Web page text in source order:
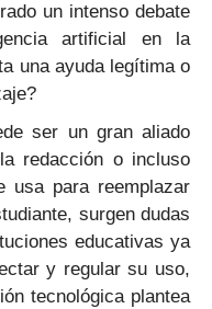
un intenso debate
artificial en la
una ayuda legítima o
ser un gran aliado
redacción o incluso
usa para reemplazar
surgen dudas
educativas ya
y regular su uso,
tecnológica plantea